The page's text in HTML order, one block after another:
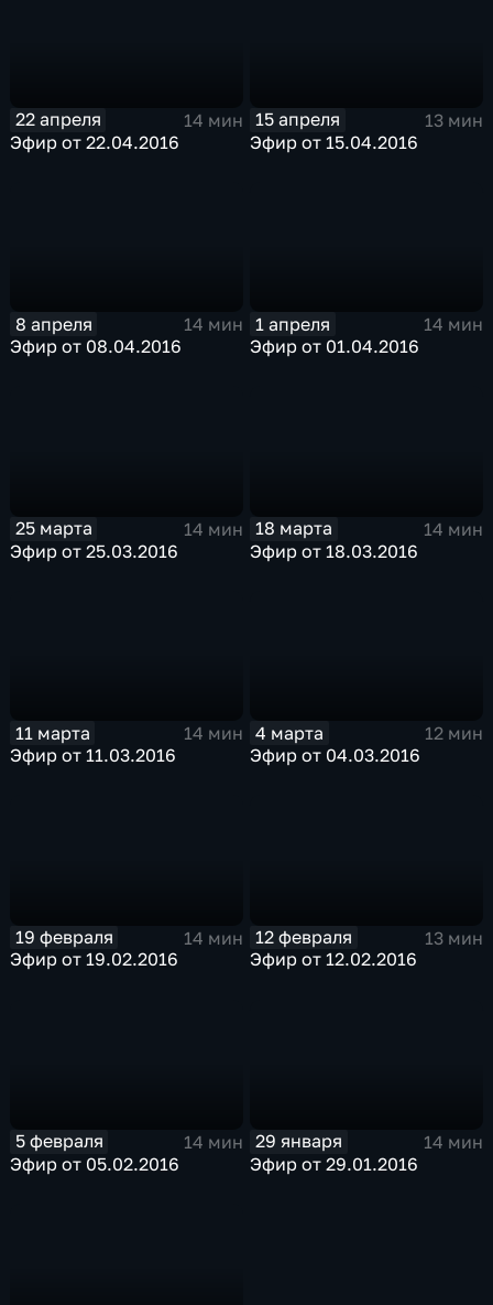
22 апреля
14 мин
Эфир от 22.04.2016
15 апреля
13 мин
Эфир от 15.04.2016
8 апреля
14 мин
Эфир от 08.04.2016
1 апреля
14 мин
Эфир от 01.04.2016
25 марта
14 мин
Эфир от 25.03.2016
18 марта
14 мин
Эфир от 18.03.2016
11 марта
14 мин
Эфир от 11.03.2016
4 марта
12 мин
Эфир от 04.03.2016
19 февраля
14 мин
Эфир от 19.02.2016
12 февраля
13 мин
Эфир от 12.02.2016
5 февраля
14 мин
Эфир от 05.02.2016
29 января
14 мин
Эфир от 29.01.2016